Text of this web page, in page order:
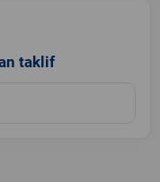
taklif